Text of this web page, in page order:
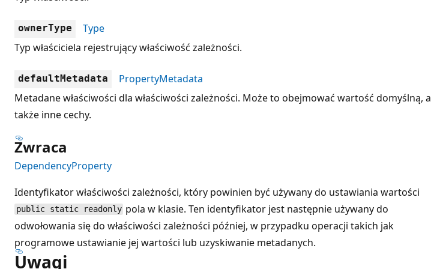
ownerType
Type
Typ właściciela rejestrujący właściwość zależności.
defaultMetadata
PropertyMetadata
Metadane właściwości dla właściwości zależności. Może to obejmować wartość domyślną, a
także inne cechy.
Zwraca
DependencyProperty
Identyfikator właściwości zależności, który powinien być używany do ustawiania wartości
public static readonly pola w klasie. Ten identyfikator jest następnie używany do
odwołowania się do właściwości zależności później, w przypadku operacji takich jak
programowe ustawianie jej wartości lub uzyskiwanie metadanych.
Uwagi